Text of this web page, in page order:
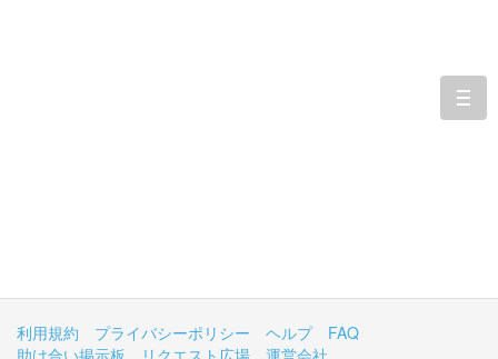
利用規約 プライバシーポリシー ヘルプ
FAQ
助け合い掲示板
リクエスト広場 運営会社